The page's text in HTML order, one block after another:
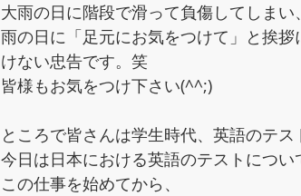
大雨の日に階段で滑って負傷してしま
雨の日に「足元にお気をつけて」と挨
けない忠告です。笑
皆様もお気をつけ下さい(^^;)
ところで皆さんは学生時代、英語のテ
今日は日本における英語のテストについ
この仕事を始めてから、